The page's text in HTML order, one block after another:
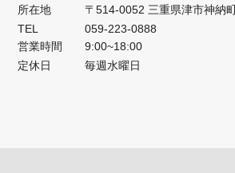
所在地
〒514-0052 三重県津市神納
TEL
059-223-0888
営業時間
9:00~18:00
定休日
毎週水曜日